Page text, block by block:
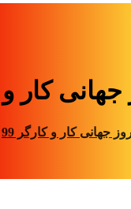
کار و
جهانی کار و کارگر 99